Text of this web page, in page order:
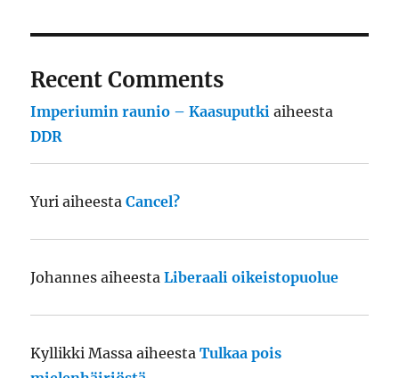
Recent Comments
Imperiumin raunio – Kaasuputki aiheesta
DDR
Yuri aiheestaCancel?
Johannes aiheestaLiberaali oikeistopuolue
Kyllikki Massa aiheestaTulkaa pois